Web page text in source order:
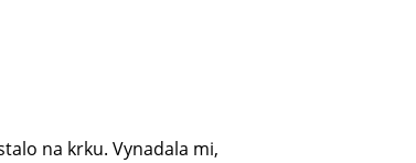
na krku. Vynadala mi,